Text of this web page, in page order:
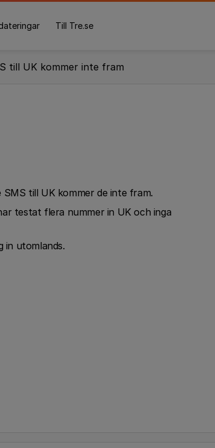
Till Tre.se
till UK kommer inte fram
till UK kommer de inte fram.
testat flera nummer in UK och inga
in utomlands.